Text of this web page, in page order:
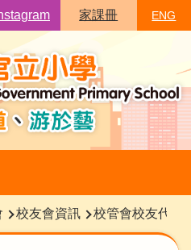
家課冊 ENG
校友會資訊 校管會校友代表